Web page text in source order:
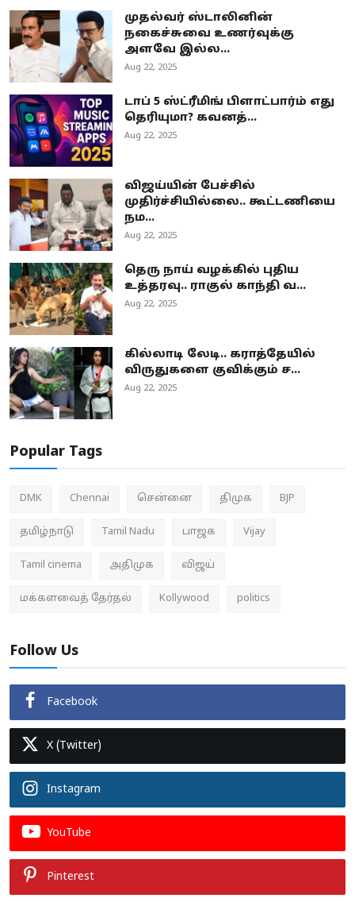
முதல்வர் ஸ்டாலினின்
நகைச்சுவை உணர்வுக்கு
அளவே இல்ல...
Aug 22, 2025
டாப் 5 ஸ்ட்ரீமிங் பிளாட்பார்ம் எது
தெரியுமா? கவனத்...
Aug 22, 2025
விஜய்யின் பேச்சில்
முதிர்ச்சியில்லை.. கூட்டணியை
நம...
Aug 22, 2025
தெரு நாய் வழக்கில் புதிய
உத்தரவு.. ராகுல் காந்தி வ...
Aug 22, 2025
கில்லாடி லேடி.. கராத்தேயில்
விருதுகளை குவிக்கும் ச...
Aug 22, 2025
Popular Tags
DMK Chennai சென்னை திமுக BJP
தமிழ்நாடு Tamil Nadu பாஜக Vijay
Tamil cinema அதிமுக விஜய்
மக்களவைத் தேர்தல் Kollywood politics
Follow Us
Facebook
X (Twitter)
Instagram
YouTube
Pinterest